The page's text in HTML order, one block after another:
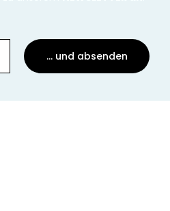
... und absenden